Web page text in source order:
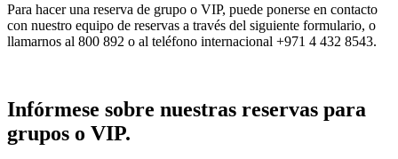
Para hacer una reserva de grupo o VIP, puede ponerse en contacto
con nuestro equipo de reservas a través del siguiente formulario, o
llamarnos al 800 892 o al teléfono internacional +971 4 432 8543.
Infórmese sobre nuestras reservas para
grupos o VIP.